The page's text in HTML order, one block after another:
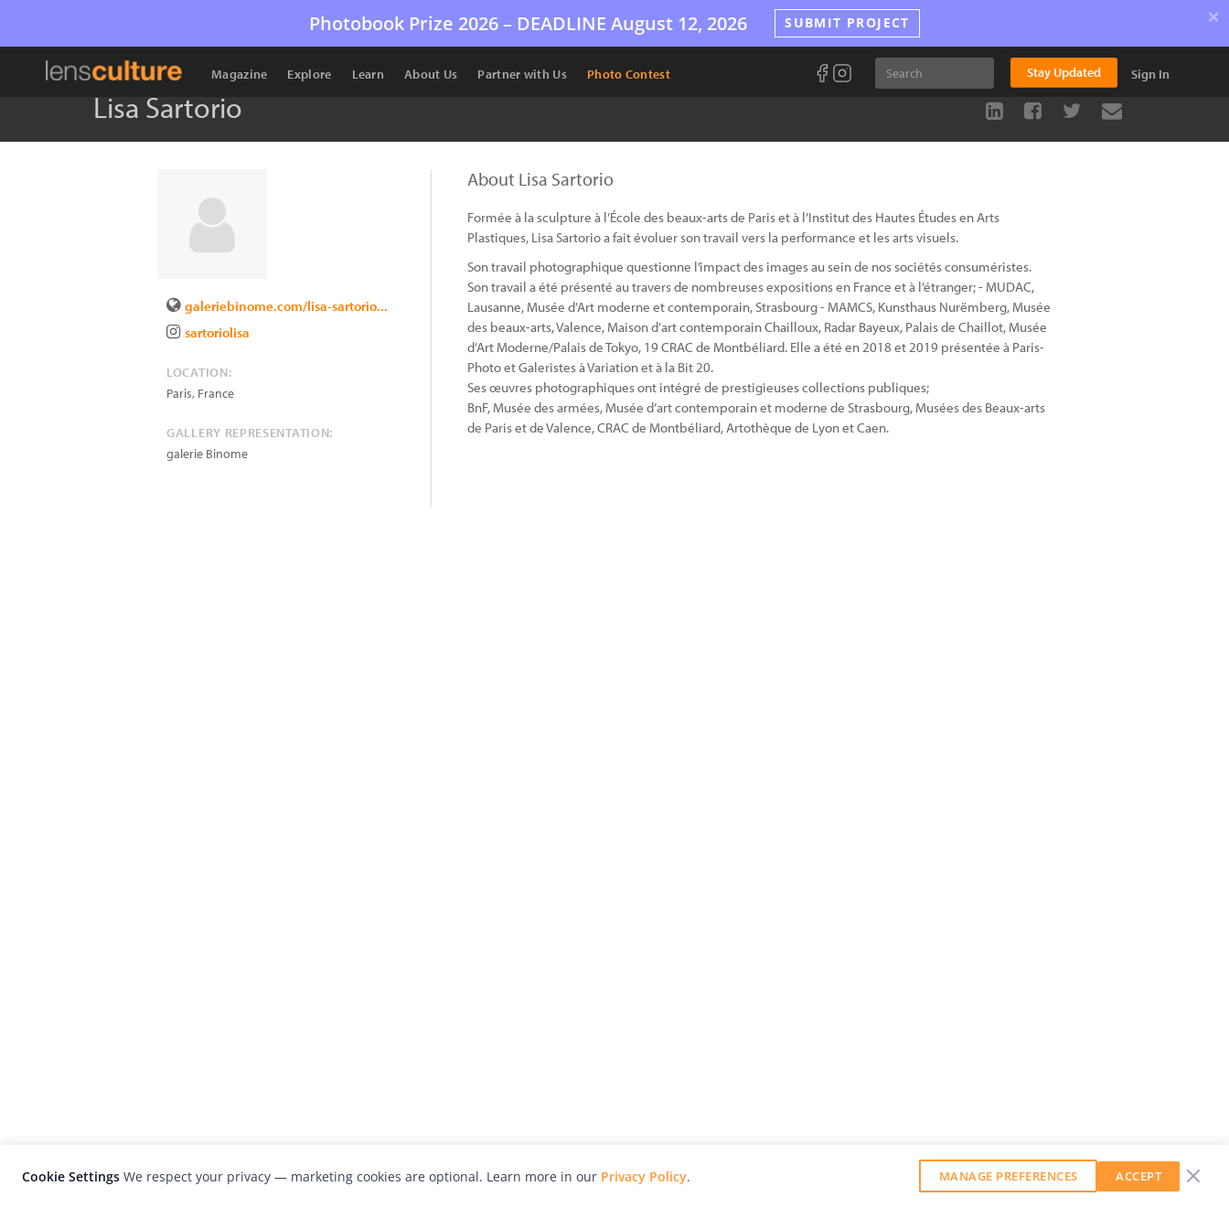
Photobook Prize 2026 – DEADLINE August 12, 2026 SUBMIT PROJECT ×
Magazine Explore Learn About Us Partner with Us Photo Contest Stay Updated Sign In
Lisa Sartorio
galeriebinome.com/lisa-sartorio...
sartoriolisa
LOCATION:
Paris, France
GALLERY REPRESENTATION:
galerie Binome
About Lisa Sartorio
Formée à la sculpture à l’École des beaux-arts de Paris et à l’Institut des Hautes Études en Arts
Plastiques, Lisa Sartorio a fait évoluer son travail vers la performance et les arts visuels.
Son travail photographique questionne l’impact des images au sein de nos sociétés consuméristes.
Son travail a été présenté au travers de nombreuses expositions en France et à l’étranger; - MUDAC,
Lausanne, Musée d’Art moderne et contemporain, Strasbourg - MAMCS, Kunsthaus Nurëmberg, Musée
des beaux-arts, Valence, Maison d’art contemporain Chailloux, Radar Bayeux, Palais de Chaillot, Musée
d’Art Moderne/Palais de Tokyo, 19 CRAC de Montbéliard. Elle a été en 2018 et 2019 présentée à Paris-
Photo et Galeristes à Variation et à la Bit 20.
Ses œuvres photographiques ont intégré de prestigieuses collections publiques;
BnF, Musée des armées, Musée d’art contemporain et moderne de Strasbourg, Musées des Beaux-arts
de Paris et de Valence, CRAC de Montbéliard, Artothèque de Lyon et Caen.
Cookie Settings We respect your privacy — marketing cookies are optional. Learn more in our Privacy Policy. MANAGE PREFERENCES ACCEPT